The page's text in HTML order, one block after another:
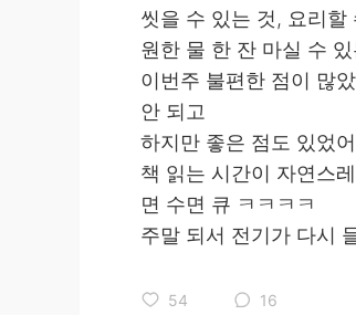
씻을 수 있는 것, 요리할
원한 물 한 잔 마실 수
이번주 불편한 점이 많
안 되고
하지만 좋은 점도 있었
책 읽는 시간이 자연스
면 수면 큐 ㅋㅋㅋㅋ
주말 되서 전기가 다시
54 16